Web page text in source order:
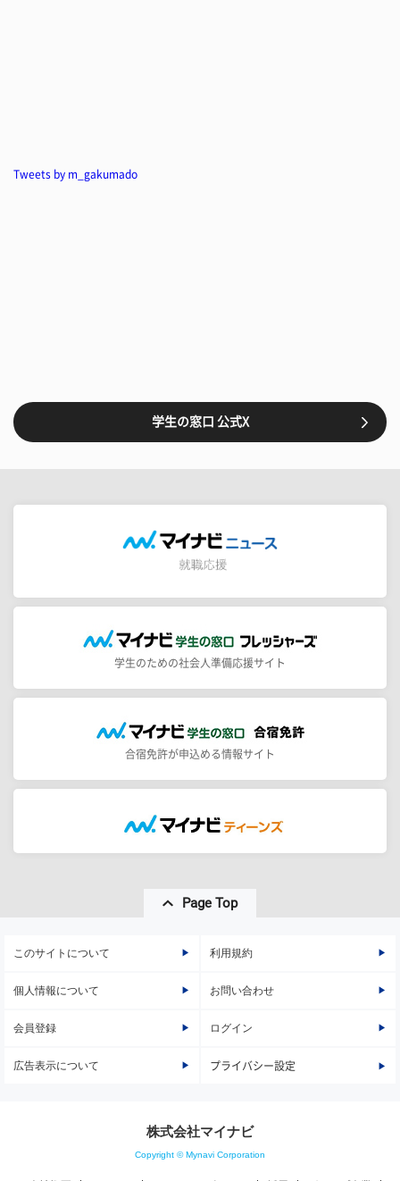
Tweets by m_gakumado
学生の窓口 公式X
学生のための社会人準備応援サイト
合宿免許が申込める情報サイト
Page Top
このサイトについて 利用規約
個人情報について お問い合わせ
会員登録 ログイン
広告表示について プライバシー設定
株式会社マイナビ
Copyright © Mynavi Corporation